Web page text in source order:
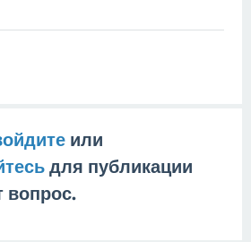
или
для публикации
вопрос.